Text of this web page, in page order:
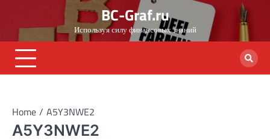
content
BC-Graf.ru
Используя силу финансовых знаний
Home A5Y3NWE2
A5Y3NWE2